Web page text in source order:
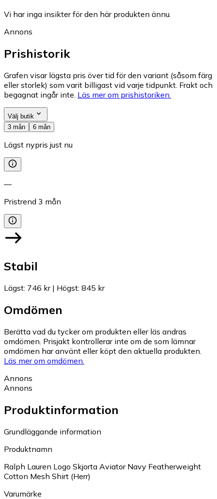
Vi har inga insikter för den här produkten ännu.
Annons
Prishistorik
Grafen visar lägsta pris över tid för den variant (såsom färg
eller storlek) som varit billigast vid varje tidpunkt. Frakt och
begagnat ingår inte. Läs mer om prishistoriken.
Välj butik
3 mån
6 mån
Lägst nypris just nu
—
Pristrend 3 mån
Stabil
Lägst: 746 kr| Högst: 845 kr
Omdömen
Berätta vad du tycker om produkten eller läs andras
omdömen. Prisjakt kontrollerar inte om de som lämnar
omdömen har använt eller köpt den aktuella produkten.
Läs mer om omdömen.
Annons
Annons
Produktinformation
Grundläggande information
Produktnamn
Ralph Lauren Logo Skjorta Aviator Navy Featherweight
Cotton Mesh Shirt (Herr)
Varumärke